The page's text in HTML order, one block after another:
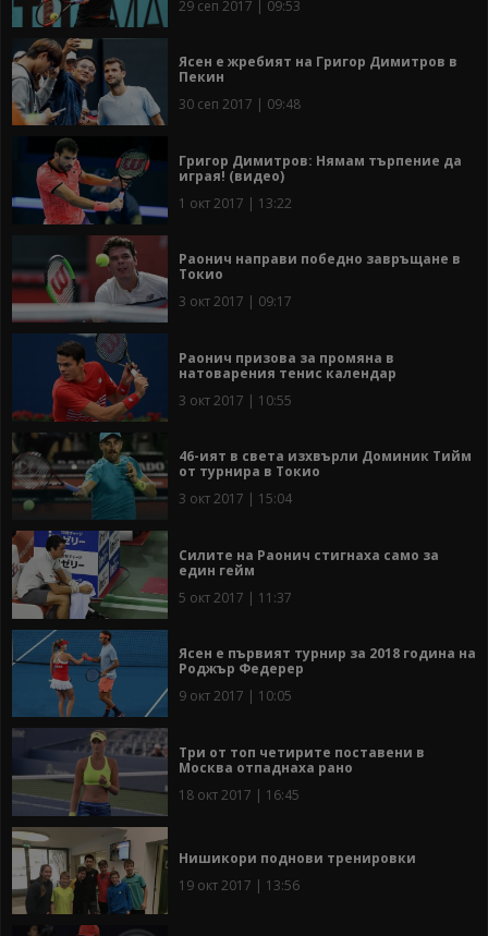
29 сеп 2017 | 09:53
Ясен е жребият на Григор Димитров в
Пекин
30 сеп 2017 | 09:48
Григор Димитров: Нямам търпение да
играя! (видео)
1 окт 2017 | 13:22
Раонич направи победно завръщане в
Токио
3 окт 2017 | 09:17
Раонич призова за промяна в
натоварения тенис календар
3 окт 2017 | 10:55
46-ият в света изхвърли Доминик Тийм
от турнира в Токио
3 окт 2017 | 15:04
Силите на Раонич стигнаха само за
един гейм
5 окт 2017 | 11:37
Ясен е първият турнир за 2018 година на
Роджър Федерер
9 окт 2017 | 10:05
Три от топ четирите поставени в
Москва отпаднаха рано
18 окт 2017 | 16:45
Нишикори поднови тренировки
19 окт 2017 | 13:56